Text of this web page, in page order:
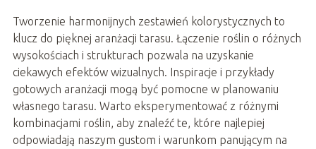
Tworzenie harmonijnych zestawień kolorystycznych to
klucz do pięknej aranżacji tarasu. Łączenie roślin o różnych
wysokościach i strukturach pozwala na uzyskanie
ciekawych efektów wizualnych. Inspiracje i przykłady
gotowych aranżacji mogą być pomocne w planowaniu
własnego tarasu. Warto eksperymentować z różnymi
kombinacjami roślin, aby znaleźć te, które najlepiej
odpowiadają naszym gustom i warunkom panującym na